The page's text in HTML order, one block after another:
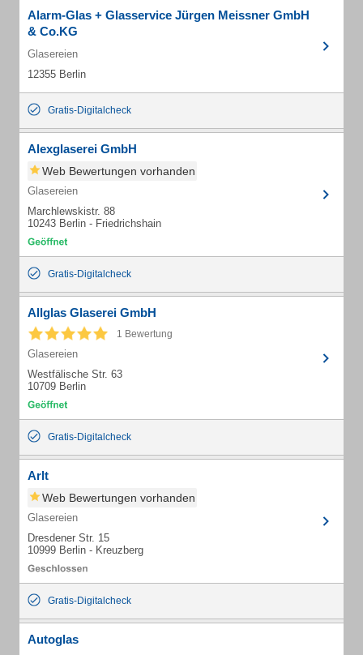
Alarm-Glas + Glasservice Jürgen Meissner GmbH
& Co.KG
Glasereien
12355 Berlin
Gratis-Digitalcheck
Alexglaserei GmbH
Web Bewertungen vorhanden
Glasereien
Marchlewskistr. 88
10243 Berlin - Friedrichshain
Gratis-Digitalcheck
Allglas Glaserei GmbH
1 Bewertung
Glasereien
Westfälische Str. 63
10709 Berlin
Gratis-Digitalcheck
Arlt
Web Bewertungen vorhanden
Glasereien
Dresdener Str. 15
10999 Berlin - Kreuzberg
Gratis-Digitalcheck
Autoglas